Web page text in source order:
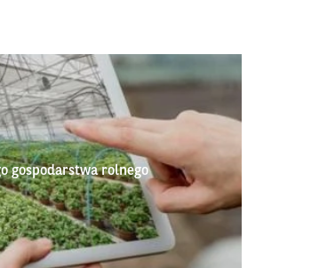
gospodarstwa rolnego